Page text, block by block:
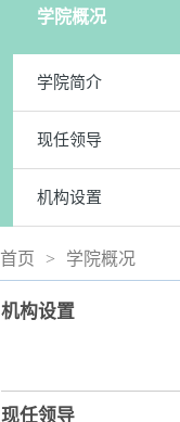
学院概况
学院简介
现任领导
机构设置
首页 > 学院概况
机构设置
现任领导